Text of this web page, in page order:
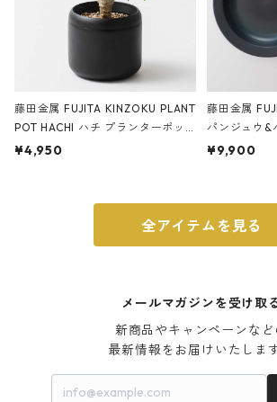
藤田金属 FUJITA KINZOKU PLANT
POT HACHI ハチ プランターポッ
ト 3号 ブラック
¥4,950
藤田金属
パンジュウ&
m ガス火・
¥9,900
全アイテムを見る
メールマガジンを受け取
新商品やキャンペーンなど
最新情報をお届けいたします